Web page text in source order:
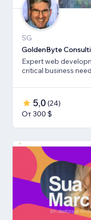
SG
GoldenByte
Expert web
critical business
5,0 (24)
От 300 $